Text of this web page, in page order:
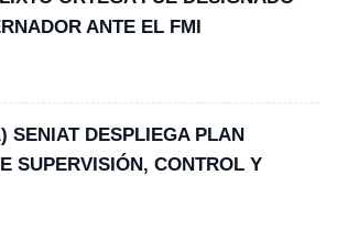
ANTE EL FMI
SENIAT DESPLIEGA PLAN
SUPERVISIÓN, CONTROL Y